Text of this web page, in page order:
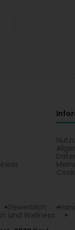
Gewerblich
und Wellness